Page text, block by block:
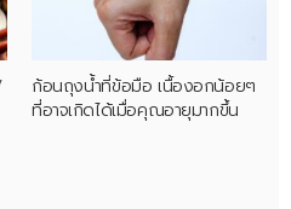
ก้อนถุงน้ำที่ข้อมือ เนื้องอกน้อยๆ
ที่อาจเกิดได้เมื่อคุณอายุมากขึ้น